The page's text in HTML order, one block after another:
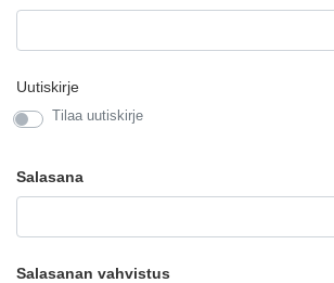
Uutiskirje
Tilaa uutiskirje
Salasana
Salasanan vahvistus